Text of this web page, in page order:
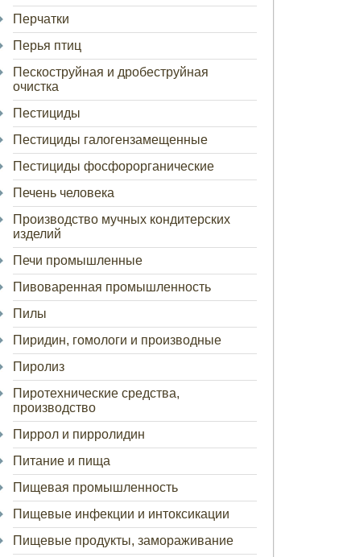
Перчатки
Перья птиц
Пескоструйная и дробеструйная
очистка
Пестициды
Пестициды галогензамещенные
Пестициды фосфорорганические
Печень человека
Производство мучных кондитерских
изделий
Печи промышленные
Пивоваренная промышленность
Пилы
Пиридин, гомологи и производные
Пиролиз
Пиротехнические средства,
производство
Пиррол и пирролидин
Питание и пища
Пищевая промышленность
Пищевые инфекции и интоксикации
Пищевые продукты, замораживание